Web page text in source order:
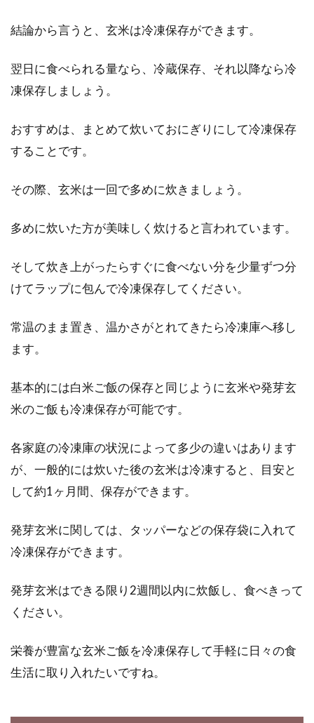
っています。お米でも、無農薬のものが出てき
っても、色々な種類がありますね。さぬきうど
と、ふっくらつやつやに！
る玄米は、太りにくい主食としてダイエッター
からも注目を...
ヘルシーな玄米の優れた効果は花粉
症にも効果的なの！？
お正月が過ぎ、1年で最も寒い時期も終わろう
いく...
ン酸の毒が危険って本当？
玄米にはびっくり炊きといって、手間のかから
か。しかし...
結論から言うと、玄米は冷凍保存ができます。
翌日に食べられる量なら、冷蔵保存、それ以降なら冷
凍保存しましょう。
おすすめは、まとめて炊いておにぎりにして冷凍保存
することです。
その際、玄米は一回で多めに炊きましょう。
多めに炊いた方が美味しく炊けると言われています。
そして炊き上がったらすぐに食べない分を少量ずつ分
けてラップに包んで冷凍保存してください。
常温のまま置き、温かさがとれてきたら冷凍庫へ移し
ます。
基本的には白米ご飯の保存と同じように玄米や発芽玄
米のご飯も冷凍保存が可能です。
各家庭の冷凍庫の状況によって多少の違いはあります
が、一般的には炊いた後の玄米は冷凍すると、目安と
して約1ヶ月間、保存ができます。
発芽玄米に関しては、タッパーなどの保存袋に入れて
冷凍保存ができます。
発芽玄米はできる限り2週間以内に炊飯し、食べきって
ください。
栄養が豊富な玄米ご飯を冷凍保存して手軽に日々の食
生活に取り入れたいですね。